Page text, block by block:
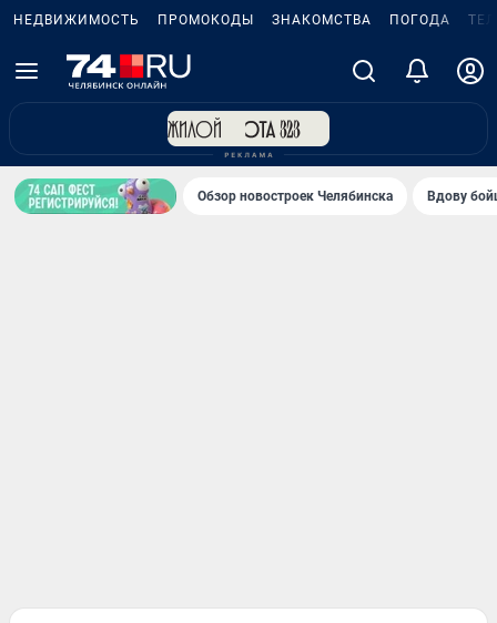
НЕДВИЖИМОСТЬ ПРОМОКОДЫ ЗНАКОМСТВА ПОГОДА
Обзор новостроек Челябинска Вдову